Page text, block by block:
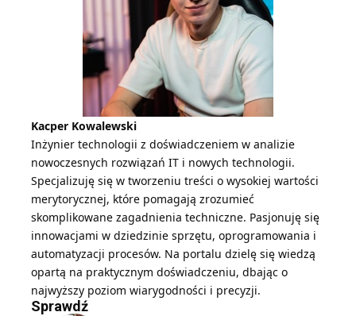
Kacper Kowalewski
Inżynier technologii z doświadczeniem w analizie
nowoczesnych rozwiązań IT i nowych technologii.
Specjalizuję się w tworzeniu treści o wysokiej wartości
merytorycznej, które pomagają zrozumieć
skomplikowane zagadnienia techniczne. Pasjonuję się
innowacjami w dziedzinie sprzętu, oprogramowania i
automatyzacji procesów. Na portalu dzielę się wiedzą
opartą na praktycznym doświadczeniu, dbając o
najwyższy poziom wiarygodności i precyzji.
Sprawdź